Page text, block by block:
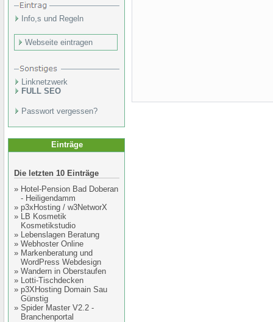
Info,s und Regeln
Webseite eintragen
Linknetzwerk
FULL SEO
Passwort vergessen?
Einträge
Die letzten 10 Einträge
» Hotel-Pension Bad Doberan
- Heiligendamm
» p3xHosting / w3NetworX
» LB Kosmetik
Kosmetikstudio
» Lebenslagen Beratung
» Webhoster Online
» Markenberatung und
WordPress Webdesign
» Wandern in Oberstaufen
» Lotti-Tischdecken
» p3XHosting Domain Sau
Günstig
» Spider Master V2.2 -
Branchenportal